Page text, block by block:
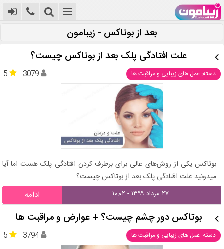
بعد از بوتاکس - زیبامون
علت افتادگی پلک بعد از بوتاکس چیست؟
دسته: عمل های زیبایی و مراقبت ها 5 3079
بوتاکس یکی از روش‌های عالی برای برطرف کردن افتادگی پلک هست اما آیا
میدونید علت افتادگی پلک بعد از بوتاکس چیست؟
۲۷ مرداد ۱۳۹۹ - ۱۰:۰۲ ادامه
بوتاکس دور چشم چیست؟ + عوارض و مراقبت ها
دسته: عمل های زیبایی و مراقبت ها 5 3794